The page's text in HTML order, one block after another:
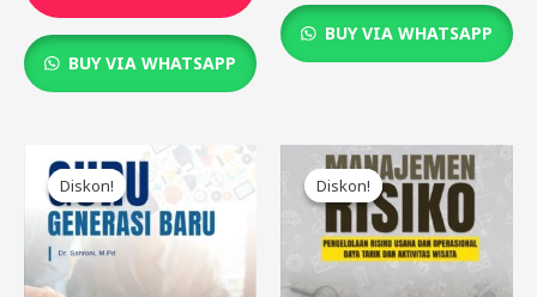
BUY VIA WHATSAPP
BUY VIA WHATSAPP
Diskon!
Diskon!
aslinya
adalah:
Rp85.000.
Harga
saat
ini
adalah:
Rp75.000.
Diskon!
Diskon!
Harga
aslinya
adalah:
Rp95.000.
Harga
saat
ini
adalah:
Rp85.000.